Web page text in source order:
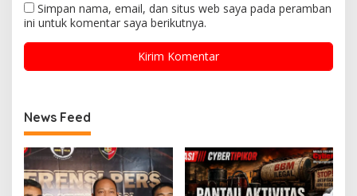
Simpan nama, email, dan situs web saya pada peramban
ini untuk komentar saya berikutnya.
News Feed